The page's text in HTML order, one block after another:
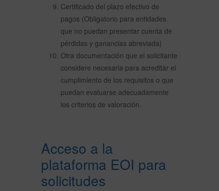
Certificado del plazo efectivo de
pagos (Obligatorio para entidades
que no puedan presentar cuenta de
pérdidas y ganancias abreviada)
Otra documentación que el solicitante
considere necesaria para acreditar el
cumplimiento de los requisitos o que
puedan evaluarse adecuadamente
los criterios de valoración.
Acceso a la
plataforma EOI para
solicitudes